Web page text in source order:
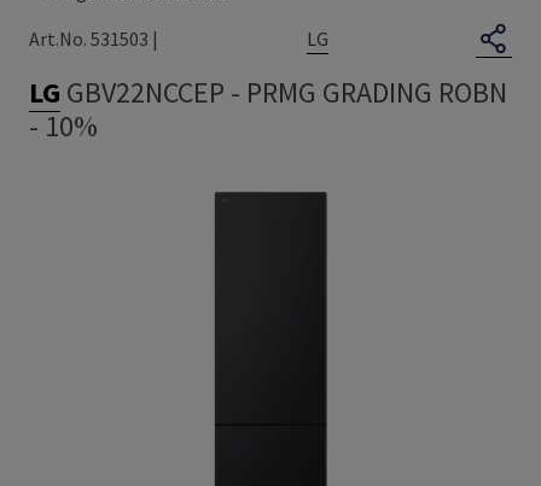
Art.No. 531503 |
LG
LG GBV22NCCEP - PRMG GRADING ROBN
- 10%